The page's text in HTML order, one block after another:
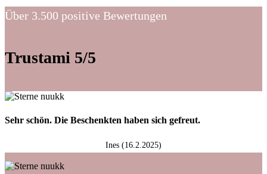
Über 3.500 positive Bewertungen
Trustami 5/5
Sehr schön. Die Beschenkten haben sich gefreut.
Ines (16.2.2025)